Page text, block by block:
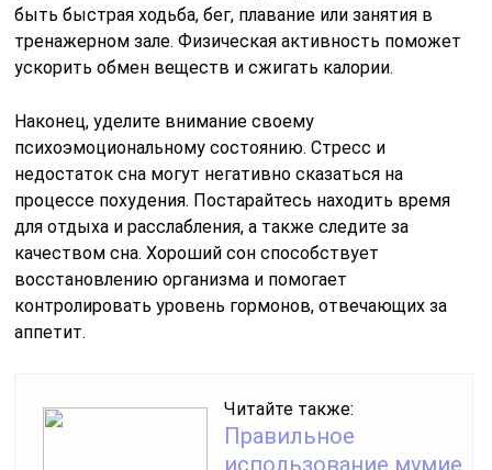
быть быстрая ходьба, бег, плавание или занятия в
тренажерном зале. Физическая активность поможет
ускорить обмен веществ и сжигать калории.
Наконец, уделите внимание своему
психоэмоциональному состоянию. Стресс и
недостаток сна могут негативно сказаться на
процессе похудения. Постарайтесь находить время
для отдыха и расслабления, а также следите за
качеством сна. Хороший сон способствует
восстановлению организма и помогает
контролировать уровень гормонов, отвечающих за
аппетит.
Читайте также:
Правильное
использование мумие